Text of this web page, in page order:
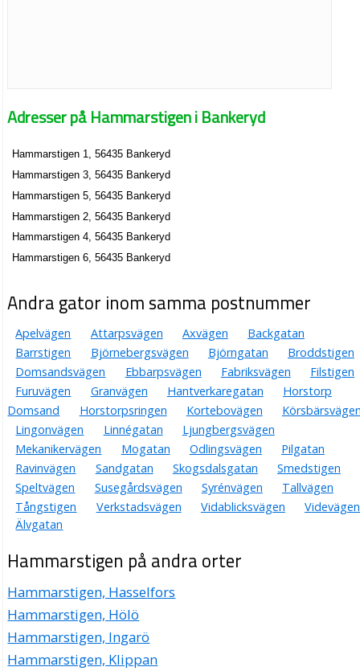
Adresser på Hammarstigen i Bankeryd
Hammarstigen 1, 56435 Bankeryd
Hammarstigen 3, 56435 Bankeryd
Hammarstigen 5, 56435 Bankeryd
Hammarstigen 2, 56435 Bankeryd
Hammarstigen 4, 56435 Bankeryd
Hammarstigen 6, 56435 Bankeryd
Andra gator inom samma postnummer
Apelvägen Attarpsvägen Axvägen
Backgatan
Barrstigen
Björnebergsvägen Björngatan
Broddstigen
Domsandsvägen
Ebbarpsvägen Fabriksvägen
Filstigen
Furuvägen
Granvägen Hantverkaregatan
Horstorp
Domsand
Horstorpsringen Kortebovägen
Lingonvägen
Linnégatan
Ljungbergsvägen
Mekanikervägen
Mogatan Odlingsvägen
Pilgatan
Ravinvägen
Sandgatan Skogsdalsgatan
Smedstigen
Speltvägen
Susegårdsvägen Syrénvägen
Tallvägen
Tångstigen
Verkstadsvägen Vidablicksvägen
Videvägen
Älvgatan
Hammarstigen på andra orter
Hammarstigen, Hasselfors
Hammarstigen, Hölö
Hammarstigen, Ingarö
Hammarstigen, Klippan